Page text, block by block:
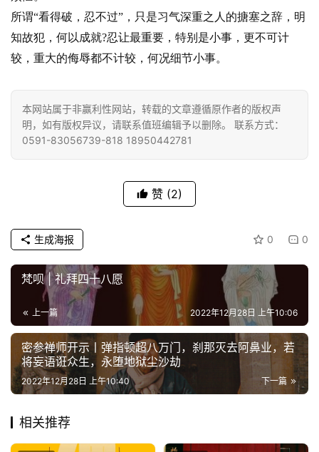
政
策
法
免
责
声
明
所谓“看得破，忍不过”，只是习气深重之人的搪塞之辞，明
知故犯，何以成就?忍让最重要，特别是小事，更不可计
较，重大的侮辱都不计较，何况细节小事。
本网站属于非赢利性网站，转载的文章遵循原作者的版权声
明，如有版权异议，请联系值班编辑予以删除。 联系方式：
0591-83056739-818 18950442781
赞 (2)
0 0
生成海报
梵呗 | 礼拜四十八愿
上一篇 2022年12月28日 上午10:06
​密参禅师开示丨弹指顿超八万门，刹那灭去阿鼻业，若
将妄语诳众生，永堕地狱尘沙劫
下一篇
2022年12月28日 上午10:40
相关推荐